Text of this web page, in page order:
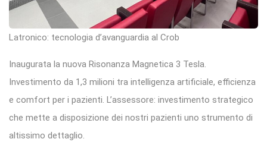
Latronico: tecnologia d’avanguardia al Crob
Inaugurata la nuova Risonanza Magnetica 3 Tesla.
Investimento da 1,3 milioni tra intelligenza artificiale, efficienza
e comfort per i pazienti. L’assessore: investimento strategico
che mette a disposizione dei nostri pazienti uno strumento di
altissimo dettaglio.